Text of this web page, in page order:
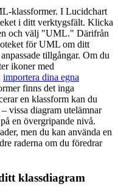
klassformer. I Lucidchart
i ditt verktygsfält. Klicka
och välj "UML." Därifrån
för UML om ditt
tillgångar. Om du
ikoner med
importera dina egna
finns det inga
en klassform kan du
vissa diagram utelämnar
en övergripande nivå.
men du kan använda en
raderna om du föredrar
klassdiagram